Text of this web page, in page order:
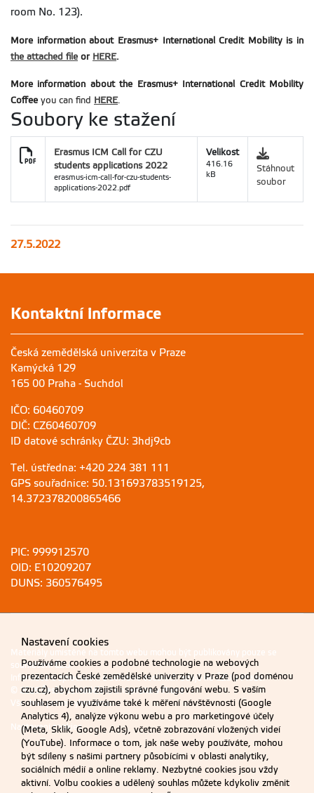
room No. 123).
More information about Erasmus+ International Credit Mobility is in
the attached file or HERE.
More information about the Erasmus+ International Credit Mobility
Coffee you can find HERE.
Soubory ke stažení
Erasmus ICM Call for CZU
students applications 2022
erasmus-icm-call-for-czu-students-
applications-2022.pdf
Velikost
416.16
kB
Stáhnout
soubor
27.5.2022
Kontaktní informace
Česká zemědělská univerzita v Praze
Kamýcká 129
165 00 Praha - Suchdol
IČO: 60460709
DIČ: CZ60460709
ID datové schránky ČZU: 3hdj9cb
Tel. ústředna: +420 224 381 111
GPS souřadnice: 50.131693783519125,
14.372378200865466
PIC: 999912570
OID: E10209207
DUNS: 360576495
Materiály umístěné na tomto webu mohou být publikovány pouze se
souhlasem ČZU.
Informace o zpracování a ochraně osobních údajů na ČZU v Praze.
© 2026 Česká zemědělská univerzita v Praze
Všechna práva vyhrazena
Nastavení cookies
Nastavení cookies
Používáme cookies a podobné technologie na webových
prezentacích České zemědělské univerzity v Praze (pod doménou
czu.cz), abychom zajistili správné fungování webu. S vaším
souhlasem je využíváme také k měření návštěvnosti (Google
Analytics 4), analýze výkonu webu a pro marketingové účely
(Meta, Sklik, Google Ads), včetně zobrazování vložených videí
(YouTube). Informace o tom, jak naše weby používáte, mohou
být sdíleny s našimi partnery působícími v oblasti analytiky,
sociálních médií a online reklamy. Nezbytné cookies jsou vždy
aktivní. Volbu cookies a udělený souhlas můžete kdykoliv změnit